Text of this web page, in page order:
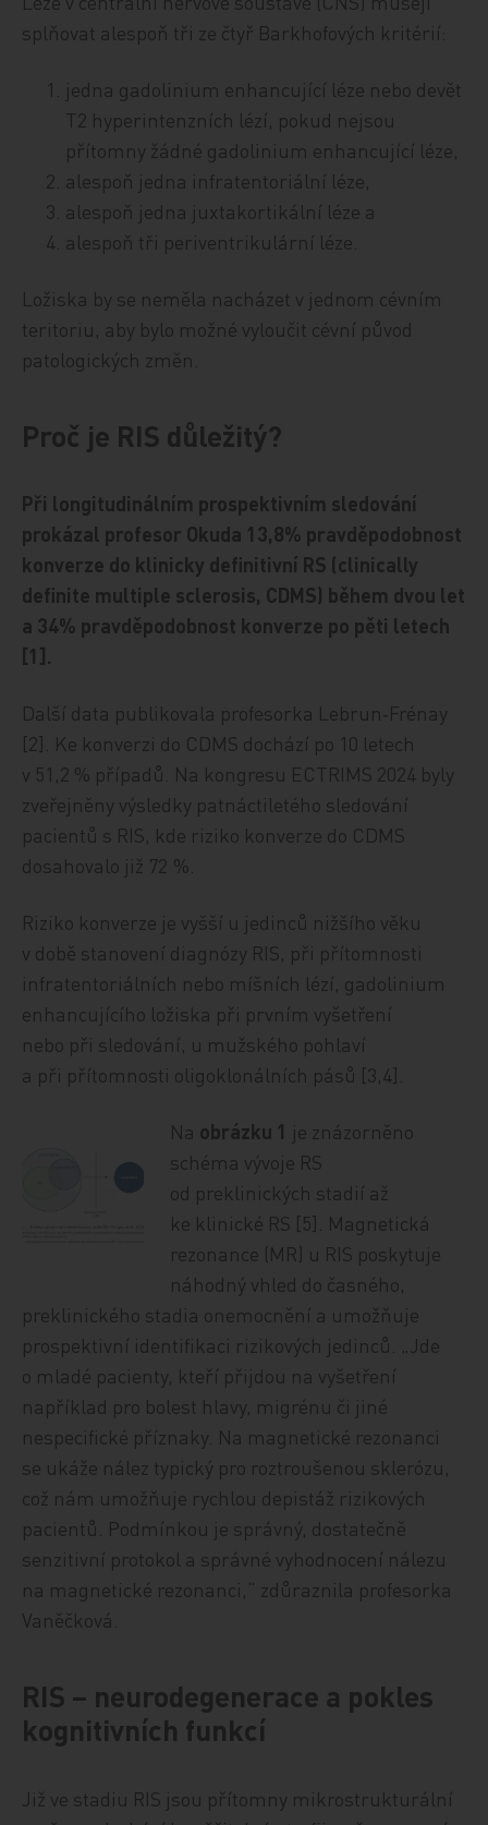
splňovat alespoň tři ze čtyř Barkhofových kritérií:
jedna gadolinium enhancující léze nebo devět
T2 hyperintenzních lézí, pokud nejsou
přítomny žádné gadolinium enhancující léze,
alespoň jedna infratentoriální léze,
alespoň jedna juxtakortikální léze a
alespoň tři periventrikulární léze.
Ložiska by se neměla nacházet v jednom cévním
teritoriu, aby bylo možné vyloučit cévní původ
patologických změn.
Proč je RIS důležitý?
Při longitudinálním prospektivním sledování
prokázal profesor Okuda 13,8% pravděpodobnost
konverze do klinicky definitivní RS (clinically
definite multiple sclerosis, CDMS) během dvou let
a 34% pravděpodobnost konverze po pěti letech
[1].
Další data publikovala profesorka Lebrun‑Frénay
[2]. Ke konverzi do CDMS dochází po 10 letech
v 51,2 % případů. Na kongresu ECTRIMS 2024 byly
zveřejněny výsledky patnáctiletého sledování
pacientů s RIS, kde riziko konverze do CDMS
dosahovalo již 72 %.
Riziko konverze je vyšší u jedinců nižšího věku
v době stanovení diagnózy RIS, při přítomnosti
infratentoriálních nebo míšních lézí, gadolinium
enhancujícího ložiska při prvním vyšetření
nebo při sledování, u mužského pohlaví
a při přítomnosti oligoklonálních pásů [3,4].
Na obrázku 1 je znázorněno
schéma vývoje RS
od preklinických stadií až
ke klinické RS [5]. Magnetická
rezonance (MR) u RIS poskytuje
náhodný vhled do časného,
preklinického stadia onemocnění a umožňuje
prospektivní identifikaci rizikových jedinců. „Jde
o mladé pacienty, kteří přijdou na vyšetření
například pro bolest hlavy, migrénu či jiné
nespecifické příznaky. Na magnetické rezonanci
se ukáže nález typický pro roztroušenou sklerózu,
což nám umožňuje rychlou depistáž rizikových
pacientů. Podmínkou je správný, dostatečně
senzitivní protokol a správné vyhodnocení nálezu
na magnetické rezonanci,“ zdůraznila profesorka
Vaněčková.
RIS – neurodegenerace a pokles
kognitivních funkcí
Již ve stadiu RIS jsou přítomny mikrostrukturální